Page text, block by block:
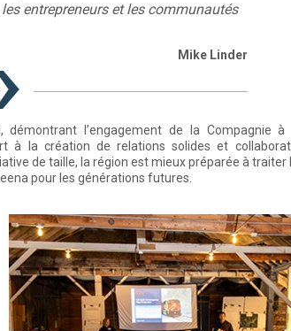
entrepreneurs et les communautés
Mike Linder
l’engagement de la Compagnie à
à la création de relations solides et
de taille, la région est mieux préparée à traiter
pour les générations futures.